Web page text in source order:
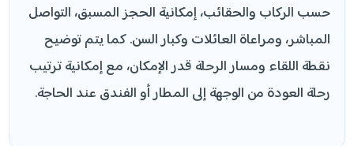
حسب الركاب والحقائب، إمكانية الحجز المسبق، التواصل
المباشر، ومراعاة العائلات وكبار السن. كما يتم توضيح
نقطة اللقاء ومسار الرحلة قدر الإمكان، مع إمكانية ترتيب
رحلة العودة من الوجهة إلى المطار أو الفندق عند الحاجة.